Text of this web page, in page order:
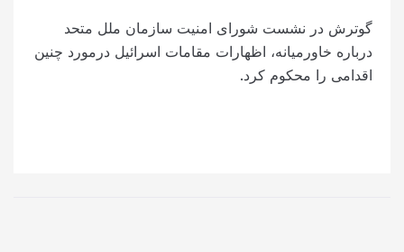
گوترش در نشست شورای امنیت سازمان ملل متحد
درباره خاورمیانه، اظهارات مقامات اسرائیل درمورد چنین
اقدامی را محکوم کرد.